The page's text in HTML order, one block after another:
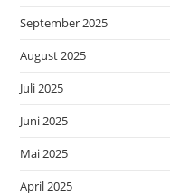
September 2025
August 2025
Juli 2025
Juni 2025
Mai 2025
April 2025